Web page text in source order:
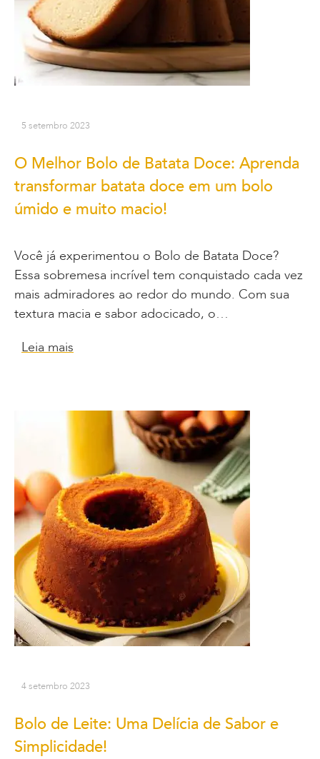
5 setembro 2023
O Melhor Bolo de Batata Doce: Aprenda
transformar batata doce em um bolo
úmido e muito macio!
Você já experimentou o Bolo de Batata Doce?
Essa sobremesa incrível tem conquistado cada vez
mais admiradores ao redor do mundo. Com sua
textura macia e sabor adocicado, o…
Leia mais
4 setembro 2023
Bolo de Leite: Uma Delícia de Sabor e
Simplicidade!